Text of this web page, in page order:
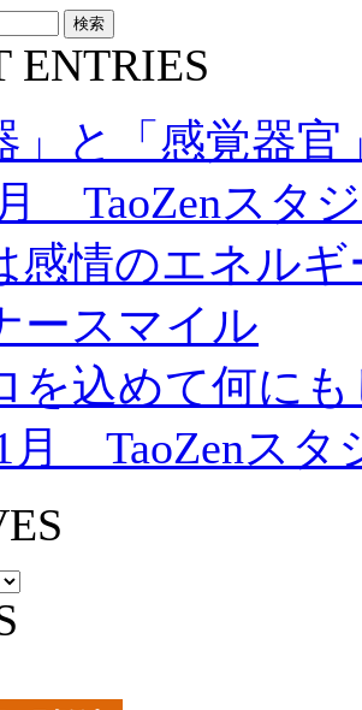
ENTRIES
」と「感覚器
TaoZenスタ
感情のエネル
ースマイル
を込めて何に
月 TaoZenスタ